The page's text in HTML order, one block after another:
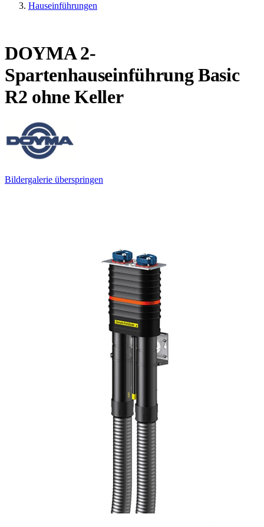
Hauseinführungen
DOYMA 2-
Spartenhauseinführung Basic
R2 ohne Keller
Bildergalerie überspringen